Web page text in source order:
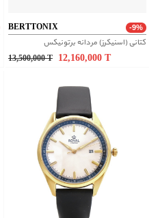
BERTTONIX -9%
کتانی (اسنیکرز) مردانه برتونیکس
13,500,000T 12,160,000 T